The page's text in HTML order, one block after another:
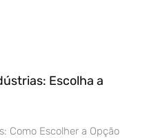
Escolha a
Como Escolher a Opção